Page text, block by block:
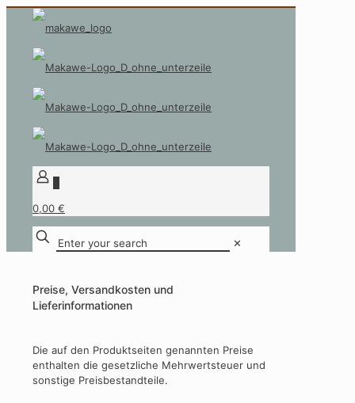
0,00 €
your
✕
Preise, Versandkosten und
Lieferinformationen
Die auf den Produktseiten genannten Preise
enthalten die gesetzliche Mehrwertsteuer und
sonstige Preisbestandteile.